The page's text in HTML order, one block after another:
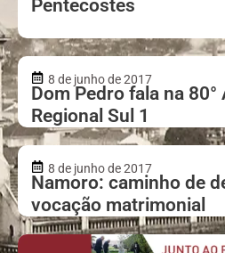
Pentecostes
8 de junho de 2017
Dom Pedro fala na
Regional Sul 1
8 de junho de 2017
Namoro: caminho de
vocação matrimonial